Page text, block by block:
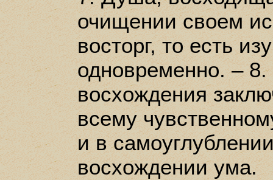
очищении своем
восторг, то есть
одновременно. – 8.
восхождения
всему
и в
восхождении ума.